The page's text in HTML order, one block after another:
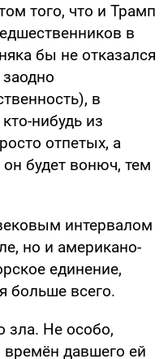
того, что и Трамп
в
бы не отказался
в
нибудь из
отпетых, а
будет вонюч, тем
интервалом
но и американо-
единение,
больше всего.
зла. Не особо,
времён давшего ей